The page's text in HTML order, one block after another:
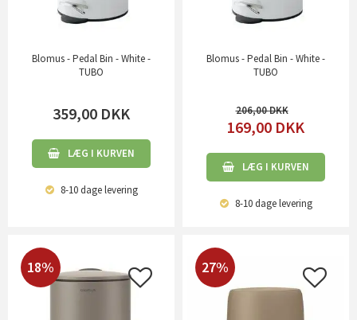
Blomus - Pedal Bin - White -
TUBO
359,00 DKK
LÆG I KURVEN
8-10 dagelevering
Blomus - Pedal Bin - White -
TUBO
206,00
169,00 DKK
LÆG I KURVEN
8-10 dagelevering
18% 27%